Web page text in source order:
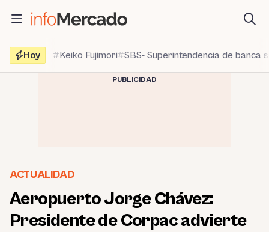
contenido
Hoy
Keiko Fujimori SBS- Superintendencia de banca
PUBLICIDAD
ACTUALIDAD
Aeropuerto Jorge Chávez:
Presidente de Corpac advierte